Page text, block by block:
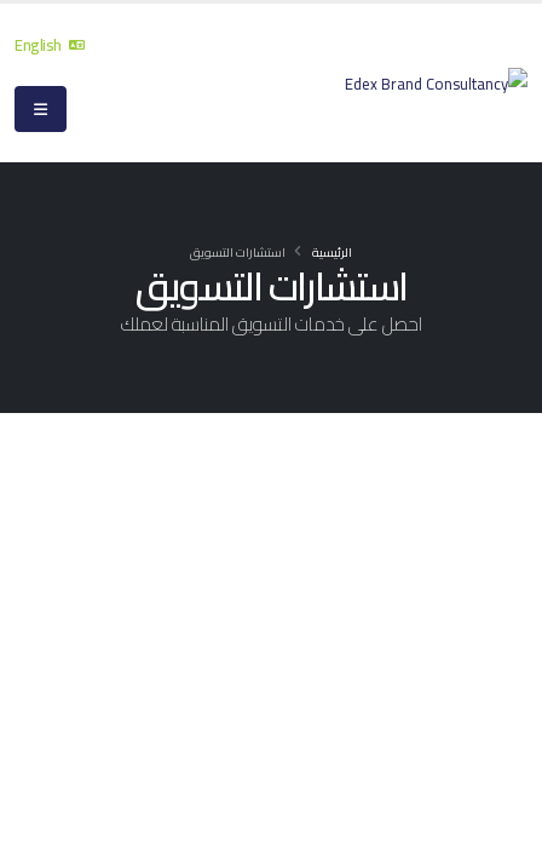
استشارات التسويق
احصل على خدمات التسويق المناسبة لعملك
الرئيسية استشارات التسويق